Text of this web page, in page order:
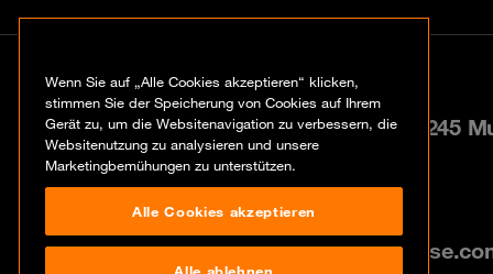
Kontakt
Paul-Gerhardt-Allee 24, 81245
+49 89 2000 148 00
Wenn Sie auf „Alle Cookies akzeptieren“ klicken,
stimmen Sie der Speicherung von Cookies auf Ihrem
Gerät zu, um die Websitenavigation zu verbessern, die
Websitenutzung zu analysieren und unsere
Marketingbemühungen zu unterstützen.
Alle Cookies akzeptieren